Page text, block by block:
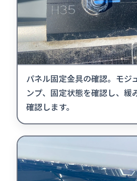
パネル固定金具の確認。モジ
ンプ、固定状態を確認し、緩
確認します。